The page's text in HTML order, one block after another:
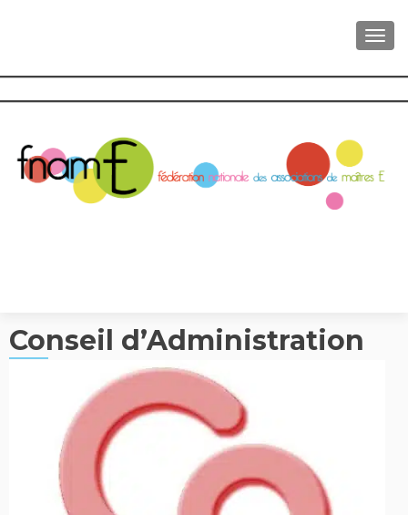
Conseil d’Administration